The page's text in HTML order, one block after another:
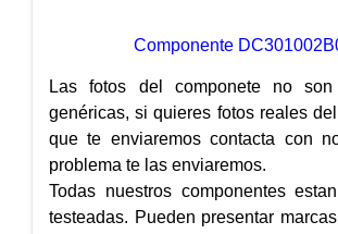
Componente
Las fotos del componete no
genéricas, si quieres fotos reales
que te enviaremos contacta con
problema te las enviaremos.
Todas nuestros componentes
testeadas. Pueden presentar